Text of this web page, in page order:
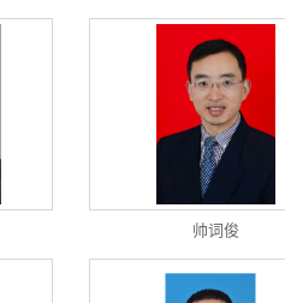
帅词俊